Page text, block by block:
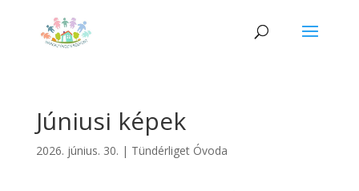
Júniusi képek
2026. június. 30. | Tündérliget Óvoda